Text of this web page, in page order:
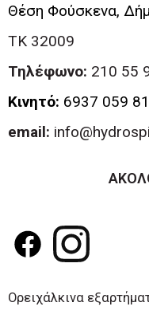
Θέση Φούσκενα,
ΤΚ 32009
Τηλέφωνο: 210 55
Κινητό: 6937 059
email:
Ορειχάλκινα